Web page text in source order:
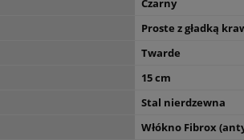
Czarny
Proste z gładką
Twarde
15 cm
Stal nierdzewna
Włókno Fibrox